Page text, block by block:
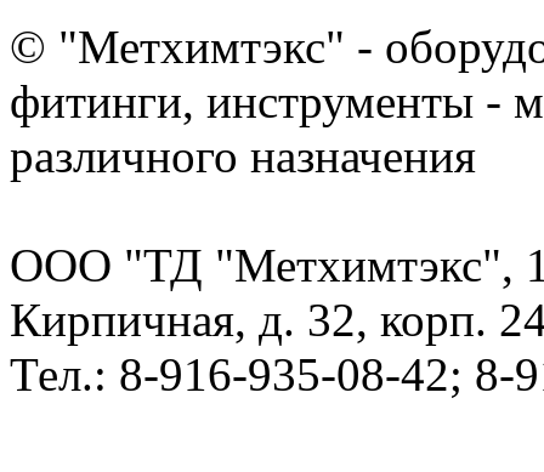
© "Метхимтэкс" -
фитинги, инструменты -
различного назначения
ООО "ТД "Метхимтэкс",
Кирпичная, д. 32, корп.
Тел.: 8-916-935-08-42; 8-